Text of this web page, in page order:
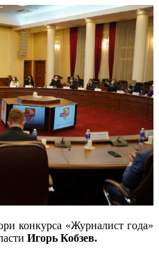
конкурса «Журналист года»
Игорь Кобзев.